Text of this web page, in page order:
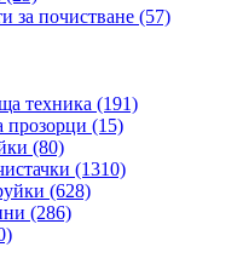
за почистване (57)
техника (191)
прозорци (15)
(80)
(1310)
(628)
(286)